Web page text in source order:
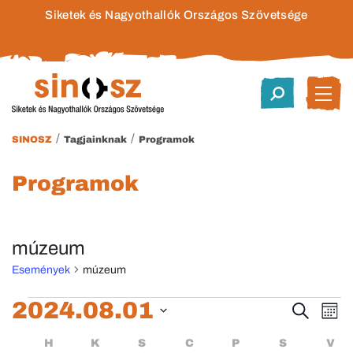
Siketek és Nagyothallók Országos Szövetsége
SINOSZ / Tagjainknak / Programok
Programok
múzeum
Események múzeum
Események
Keresett
kifejezés
2024.08.01
H HÉTFŐ
K KEDD
S SZERDA
C CSÜTÖRTÖK
P PÉNTEK
S V